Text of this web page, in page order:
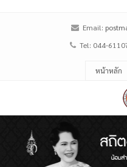
Email:
Tel: 044-
หน้าหลัก